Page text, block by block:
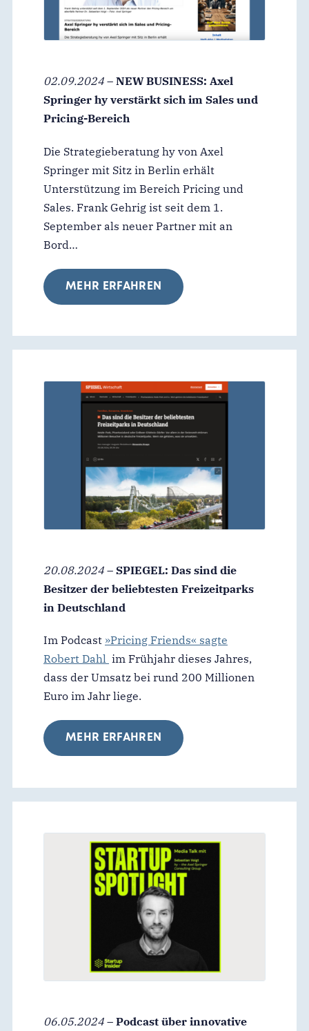
02.09.2024 – NEW BUSINESS: Axel
Springer hy verstärkt sich im Sales und
Pricing-Bereich
Die Strategieberatung hy von Axel
Springer mit Sitz in Berlin erhält
Unterstützung im Bereich Pricing und
Sales. Frank Gehrig ist seit dem 1.
September als neuer Partner mit an
Bord…
MEHR ERFAHREN
20.08.2024 – SPIEGEL: Das sind die
Besitzer der beliebtesten Freizeitparks
in Deutschland
Im Podcast »Pricing Friends« sagte
Robert Dahl im Frühjahr dieses Jahres,
dass der Umsatz bei rund 200 Millionen
Euro im Jahr liege.
MEHR ERFAHREN
06.05.2024 – Podcast über innovative